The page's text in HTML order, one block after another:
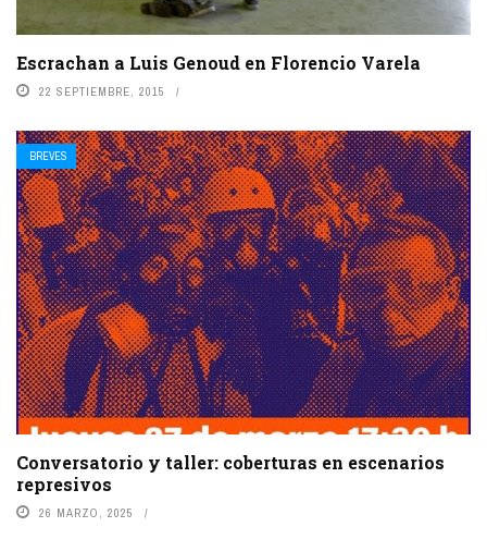
Escrachan a Luis Genoud en Florencio Varela
22 SEPTIEMBRE, 2015
BREVES
Conversatorio y taller: coberturas en escenarios
represivos
26 MARZO, 2025